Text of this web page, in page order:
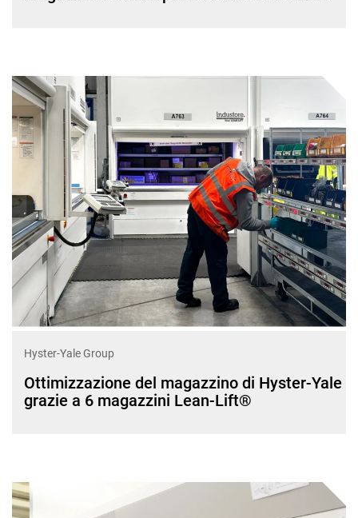
Hyster-Yale Group
Ottimizzazione del magazzino di Hyster-Yale
grazie a 6 magazzini Lean-Lift®